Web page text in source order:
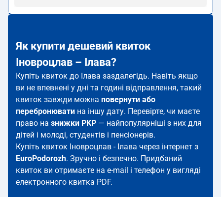
Як купити дешевий квиток
Іновроцлав – Ілава?
Купіть квиток до Ілава заздалегідь. Навіть якщо
ви не впевнені у дні та годині відправлення, такий
квиток завжди можна повернути або
перебронювати на іншу дату. Перевірте, чи маєте
право на знижки PKP — найпопулярніші з них для
дітей і молоді, студентів і пенсіонерів.
Купіть квиток Іновроцлав - Ілава через інтернет з
EuroPodorozh. Зручно і безпечно. Придбаний
квиток ви отримаєте на e-mail і телефон у вигляді
електронного квитка PDF.